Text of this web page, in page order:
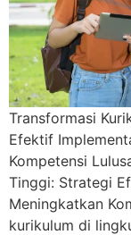
Transformasi
Efektif
Kompetensi
Tinggi: Strategi
Meningkatkan
kurikulum di